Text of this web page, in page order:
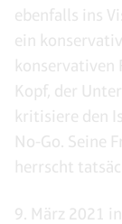
ebenfalls ins
ein
konservativen
Kopf, der
kritisiere den
No-Go. Seine
herrscht
9. März 2021